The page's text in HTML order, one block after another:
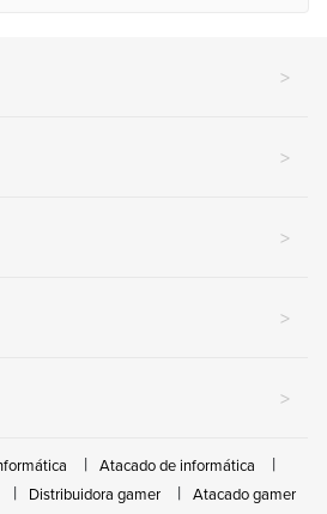
>
>
>
>
>
Atacado de informática
Distribuidora gamer Atacado gamer